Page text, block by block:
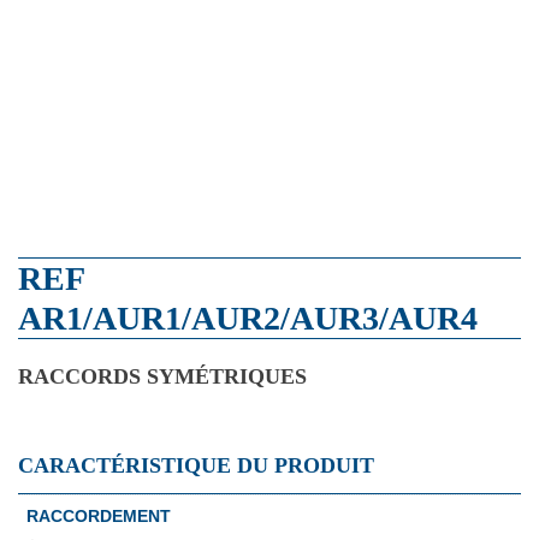
REF
AR1/AUR1/AUR2/AUR3/AUR4
RACCORDS SYMÉTRIQUES
CARACTÉRISTIQUE DU PRODUIT
RACCORDEMENT